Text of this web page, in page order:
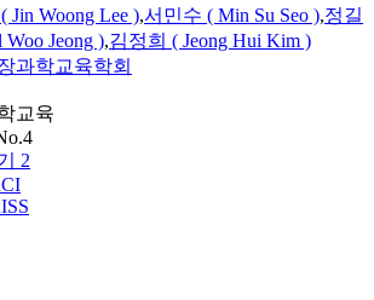
Jin Woong Lee ),서민수 ( Min Su Seo ),정길
Jeong ),김정희 ( Jeong Hui Kim )
과학교육학회
교육
2